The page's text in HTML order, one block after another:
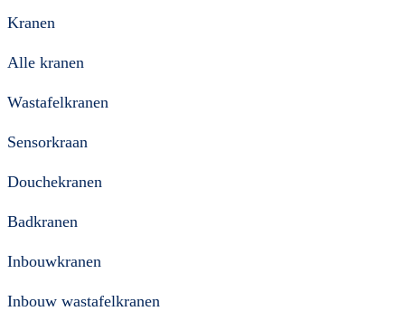
Kranen
Alle kranen
Wastafelkranen
Sensorkraan
Douchekranen
Badkranen
Inbouwkranen
Inbouw wastafelkranen